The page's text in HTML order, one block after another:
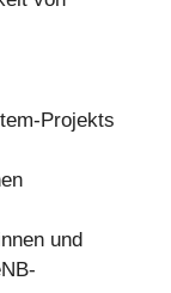
Projekts
und